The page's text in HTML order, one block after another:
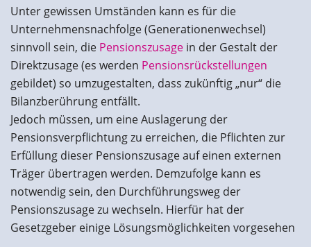
Unter gewissen Umständen kann es für die
Unternehmensnachfolge (Generationenwechsel)
sinnvoll sein, die Pensionszusage in der Gestalt der
Direktzusage (es werden Pensionsrückstellungen
gebildet) so umzugestalten, dass zukünftig „nur“ die
Bilanzberührung entfällt.
Jedoch müssen, um eine Auslagerung der
Pensionsverpflichtung zu erreichen, die Pflichten zur
Erfüllung dieser Pensionszusage auf einen externen
Träger übertragen werden. Demzufolge kann es
notwendig sein, den Durchführungsweg der
Pensionszusage zu wechseln. Hierfür hat der
Gesetzgeber einige Lösungsmöglichkeiten vorgesehen